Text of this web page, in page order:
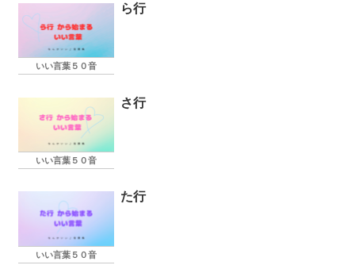
いい言葉５０音
ら行
いい言葉５０音
さ行
いい言葉５０音
た行